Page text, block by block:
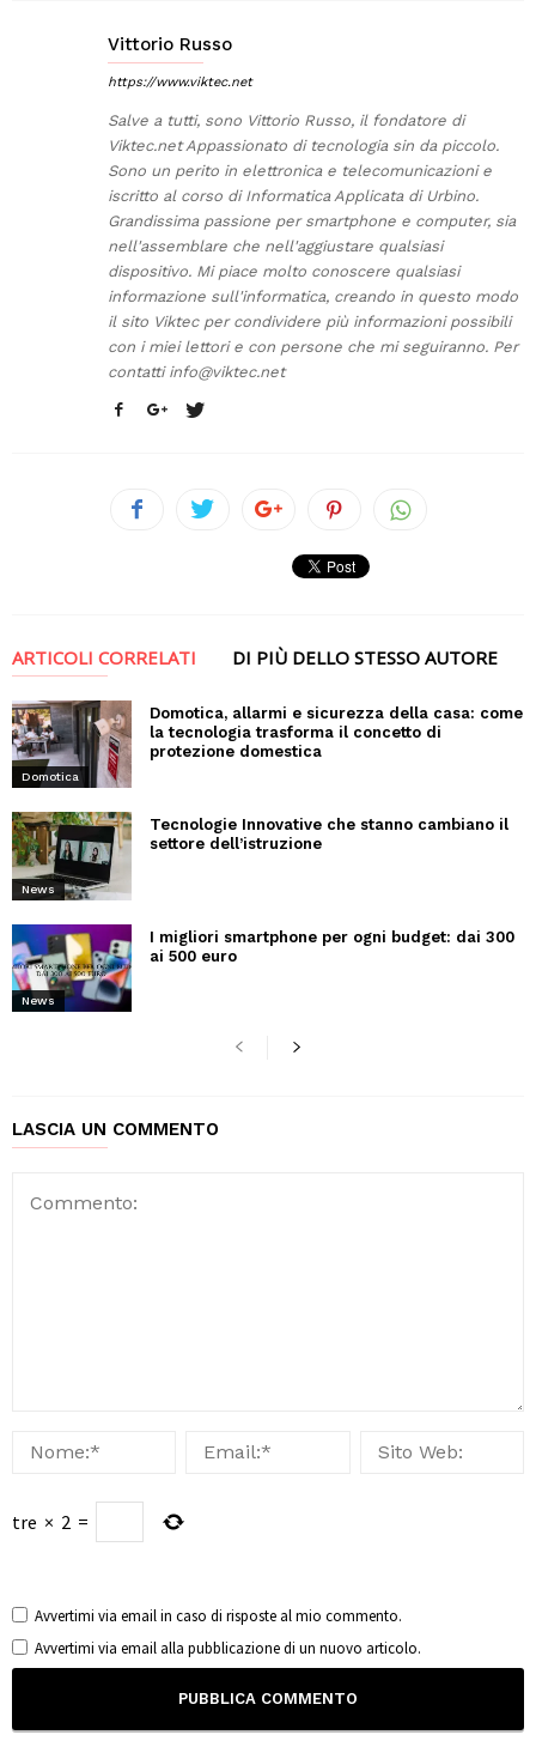
Vittorio Russo
https://www.viktec.net
Salve a tutti, sono Vittorio Russo, il fondatore di
Viktec.net Appassionato di tecnologia sin da piccolo.
Sono un perito in elettronica e telecomunicazioni e
iscritto al corso di Informatica Applicata di Urbino.
Grandissima passione per smartphone e computer, sia
nell'assemblare che nell'aggiustare qualsiasi
dispositivo. Mi piace molto conoscere qualsiasi
informazione sull'informatica, creando in questo modo
il sito Viktec per condividere più informazioni possibili
con i miei lettori e con persone che mi seguiranno. Per
contatti info@viktec.net
ARTICOLI CORRELATI DI PIÙ DELLO STESSO AUTORE
Domotica
Domotica, allarmi e sicurezza della casa: come
la tecnologia trasforma il concetto di
protezione domestica
News
Tecnologie Innovative che stanno cambiano il
settore dell’istruzione
News
I migliori smartphone per ogni budget: dai 300
ai 500 euro
LASCIA UN COMMENTO
tre × 2 =
Avvertimi via email in caso di risposte al mio commento.
Avvertimi via email alla pubblicazione di un nuovo articolo.